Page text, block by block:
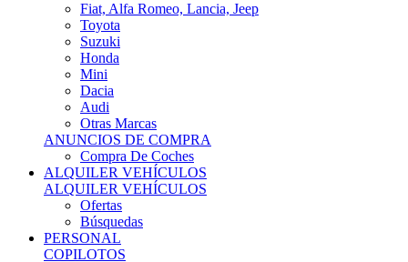
Fiat, Alfa Romeo, Lancia, Jeep
Toyota
Suzuki
Honda
Mini
Dacia
Audi
Otras Marcas
ANUNCIOS DE COMPRA
Compra De Coches
ALQUILER VEHÍCULOS
ALQUILER VEHÍCULOS
Ofertas
Búsquedas
PERSONAL
COPILOTOS